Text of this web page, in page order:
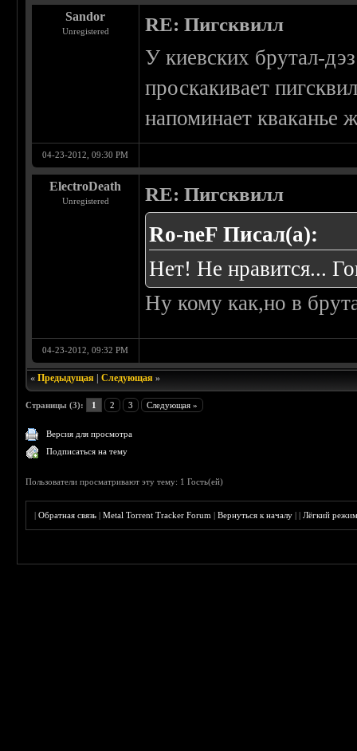
Sandor
Unregistered RE: Пигсквилл
У киевских брутал-
проскакивает
напоминает кваканье
04-23-2012, 09:30 PM
ElectroDeath
Unregistered RE: Пигсквилл
Ro-neF Писал(а):
Нет! Не нравится...
Ну кому как,но в
04-23-2012, 09:32 PM
«Предыдущая |Следующая »
Страницы (3): 1 2 3 Следующая »
Версия для просмотра
Подписаться на тему
Пользователи просматривают эту тему: 1 Гость(ей)
|Обратная связь |Metal Torrent Tracker Forum |Вернуться к началу ||Лёгкий